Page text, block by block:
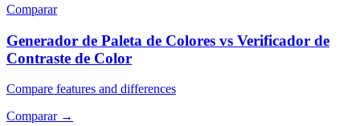
Comparar
Generador de Paleta de Colores vs Verificador de
Contraste de Color
Compare features and differences
Comparar→